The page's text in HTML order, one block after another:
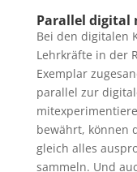
Parallel digital
Bei den digitalen
Lehrkräfte in der
Exemplar
parallel zur
bewährt, können
gleich alles
sammeln. Und